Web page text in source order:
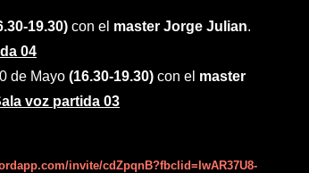
19.30) con el master Jorge Julian.
04
de Mayo (16.30-19.30) con el master
voz partida 03
invite/cdZpqnB?fbclid=IwAR37U8-